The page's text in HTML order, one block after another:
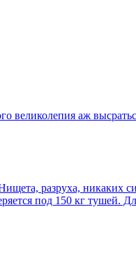
великолепия аж
разруха, никаких
под 150 кг тушей.